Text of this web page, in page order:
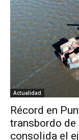
Actualidad
Récord en
transbordo de
consolida el